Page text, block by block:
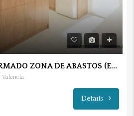
PISO RECIEN REFORMADO ZONA DE ABASTOS (EXTREMURS).
Valencia
Details